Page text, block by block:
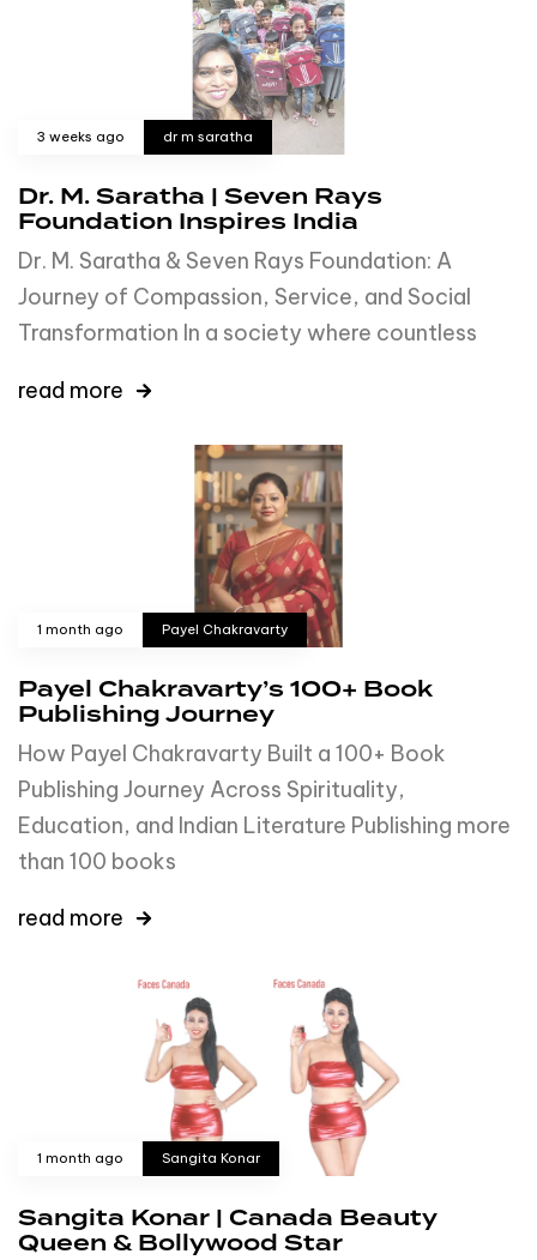
3 weeks ago dr m saratha
Dr. M. Saratha | Seven Rays
Foundation Inspires India
Dr. M. Saratha & Seven Rays Foundation: A
Journey of Compassion, Service, and Social
Transformation In a society where countless
read more
1 month ago Payel Chakravarty
Payel Chakravarty’s 100+ Book
Publishing Journey
How Payel Chakravarty Built a 100+ Book
Publishing Journey Across Spirituality,
Education, and Indian Literature Publishing more
than 100 books
read more
1 month ago Sangita Konar
Sangita Konar | Canada Beauty
Queen & Bollywood Star